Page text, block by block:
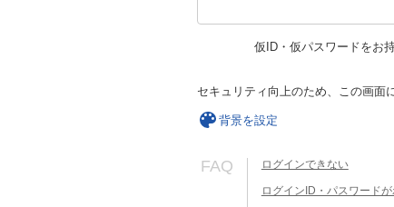
仮ID・仮パスワードをお
セキュリティ向上のため、この画面
背景を設定
FAQ ログインできない
ログインID・パスワード